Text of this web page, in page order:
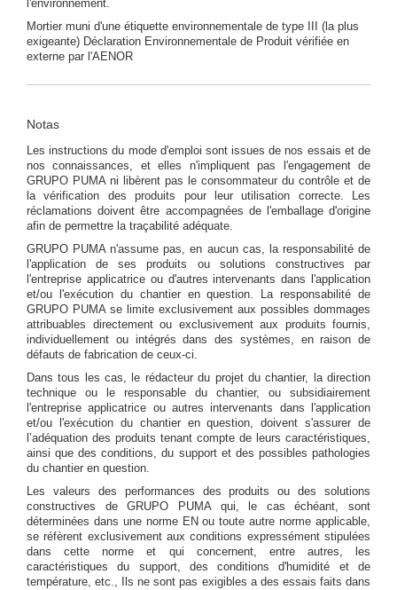
l'environnement.
Mortier muni d'une étiquette environnementale de type III (la plus
exigeante) Déclaration Environnementale de Produit vérifiée en
externe par l'AENOR
Notas
Les instructions du mode d'emploi sont issues de nos essais et de
nos connaissances, et elles n'impliquent pas l'engagement de
GRUPO PUMA ni libèrent pas le consommateur du contrôle et de
la vérification des produits pour leur utilisation correcte. Les
réclamations doivent être accompagnées de l'emballage d'origine
afin de permettre la traçabilité adéquate.
GRUPO PUMA n'assume pas, en aucun cas, la responsabilité de
l'application de ses produits ou solutions constructives par
l'entreprise applicatrice ou d'autres intervenants dans l'application
et/ou l'exécution du chantier en question. La responsabilité de
GRUPO PUMA se limite exclusivement aux possibles dommages
attribuables directement ou exclusivement aux produits fournis,
individuellement ou intégrés dans des systèmes, en raison de
défauts de fabrication de ceux-ci.
Dans tous les cas, le rédacteur du projet du chantier, la direction
technique ou le responsable du chantier, ou subsidiairement
l'entreprise applicatrice ou autres intervenants dans l'application
et/ou l'exécution du chantier en question, doivent s'assurer de
l’adéquation des produits tenant compte de leurs caractéristiques,
ainsi que des conditions, du support et des possibles pathologies
du chantier en question.
Les valeurs des performances des produits ou des solutions
constructives de GRUPO PUMA qui, le cas échéant, sont
déterminées dans une norme EN ou toute autre norme applicable,
se réfèrent exclusivement aux conditions expressément stipulées
dans cette norme et qui concernent, entre autres, les
caractéristiques du support, des conditions d'humidité et de
température, etc., Ils ne sont pas exigibles a des essais faits dans